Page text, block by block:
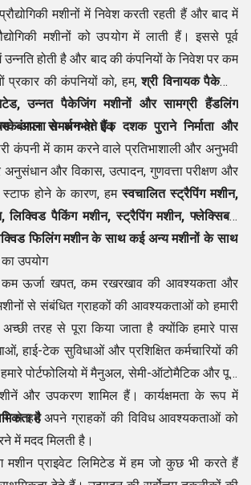
मशीनों में निवेश करती रहती हैं और बाद में
मशीनों को उपयोग में लाती हैं। इससे पूर्व
उन्नति होती है और बाद की कंपनियों के निवेश पर कम
प्रकार की कंपनियों को, हम,श्री विनायक पैकेजिंग
उन्नत पैकेजिंग मशीनों और सामग्री हैंडलिंग
अपना समर्थन देते हैं।
बंगाल से लगभग एक दशक पुरानेनिर्माताऔर
कंपनी में काम करने वाले प्रतिभाशाली और अनुभवी
अनुसंधान और विकास, उत्पादन, गुणवत्ता परीक्षण और
स्टाफ होने के कारण, हमस्वचालित स्ट्रैपिंग मशीन,
लिक्विड पैकिंग मशीन, स्ट्रैपिंग मशीन,फ्लेक्सिबल
फिलिंग मशीनके साथ कई अन्य मशीनोंके साथ
उपयोग
कम ऊर्जा खपत, कम रखरखाव की आवश्यकता और
से संबंधित ग्राहकों की आवश्यकताओं को हमारी
तरह से पूरा किया जाता है क्योंकि हमारे पास
हाई-टेक सुविधाओं और प्रशिक्षित कर्मचारियों की
पोर्टफोलियो में मैनुअल, सेमी-ऑटोमैटिक और पूरी
और उपकरण शामिल हैं। कार्यक्षमता के रूप में
से हमें अपने ग्राहकों की विविध आवश्यकताओं को
में मदद मिलती है।
है
मशीन प्राइवेट लिमिटेड में हम जो कुछ भी करते हैं